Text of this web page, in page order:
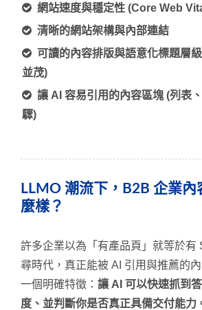
網站速度與穩定性 (Core Web
清晰的網站架構與內部連結
可讀的內容排版與語意化標題層
並茂)
讓 AI 容易引用的內容區塊 (列表
驟)
LLMO 潮流下，B2B 企業內
麼樣？
許多企業以為「有產品頁」就等於有
尋時代，真正能被 AI 引用與推薦的
一個明確特徵： 讓 AI 可以快速抓到
度、並判斷你是否真正具備交付能力